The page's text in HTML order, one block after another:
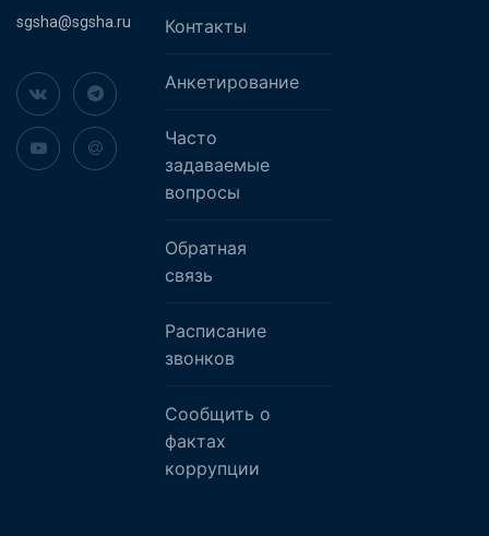
sgsha@sgsha.ru Контакты
Анкетирование
Часто
задаваемые
вопросы
Обратная
связь
Расписание
звонков
Сообщить о
фактах
коррупции